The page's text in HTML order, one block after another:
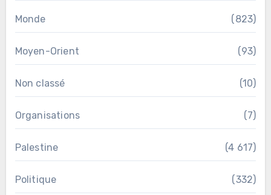
Monde (823)
Moyen-Orient (93)
Non classé (10)
Organisations (7)
Palestine (4 617)
Politique (332)